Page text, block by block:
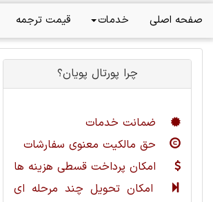
صفحه اصلی خدمات قیمت ترجمه
چرا پورتال پویان؟
ضمانت خدمات
حق مالکیت معنوی سفارشات
امکان پرداخت قسطی هزینه ها
امکان تحویل چند مرحله ای